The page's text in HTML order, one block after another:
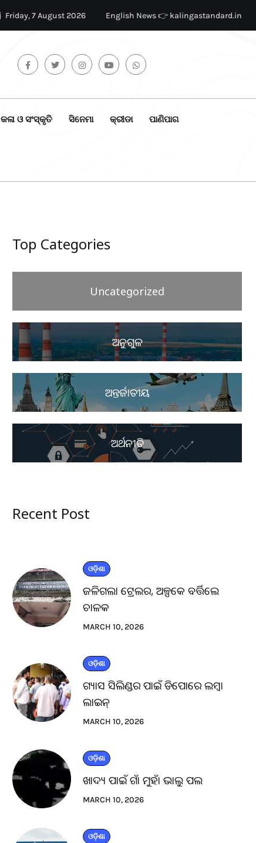
Friday, 7 August 2026 English News 👉 kalingastandard.in
କଳା ଓ ସଂସ୍କୃତି ସିନେମା କ୍ରୀଡା ପାଣିପାଗ
Top Categories
Uncategorized
ଅନୁଗୁଳ
ଅନ୍ତର୍ଜାତୀୟ
ଅର୍ଥନୀତି
Recent Post
ଓଡ଼ିଶା
ଜଳିଗଲା ଟ୍ରେଲର, ଅଳ୍ପକେ ବର୍ତ୍ତିଲେ
ଚାଳକ
MARCH 10, 2026
ଓଡ଼ିଶା
ଗ୍ୟାସ ସିଲିଣ୍ଡର ପାଇଁ ଡିପୋରେ ଲମ୍ବା
ଲାଇନ୍
MARCH 10, 2026
ଓଡ଼ିଶା
ଖାଦ୍ୟ ପାଇଁ ଗାଁ ମୁହାଁ ଭାଲୁ ପଲ
MARCH 10, 2026
ଓଡ଼ିଶା